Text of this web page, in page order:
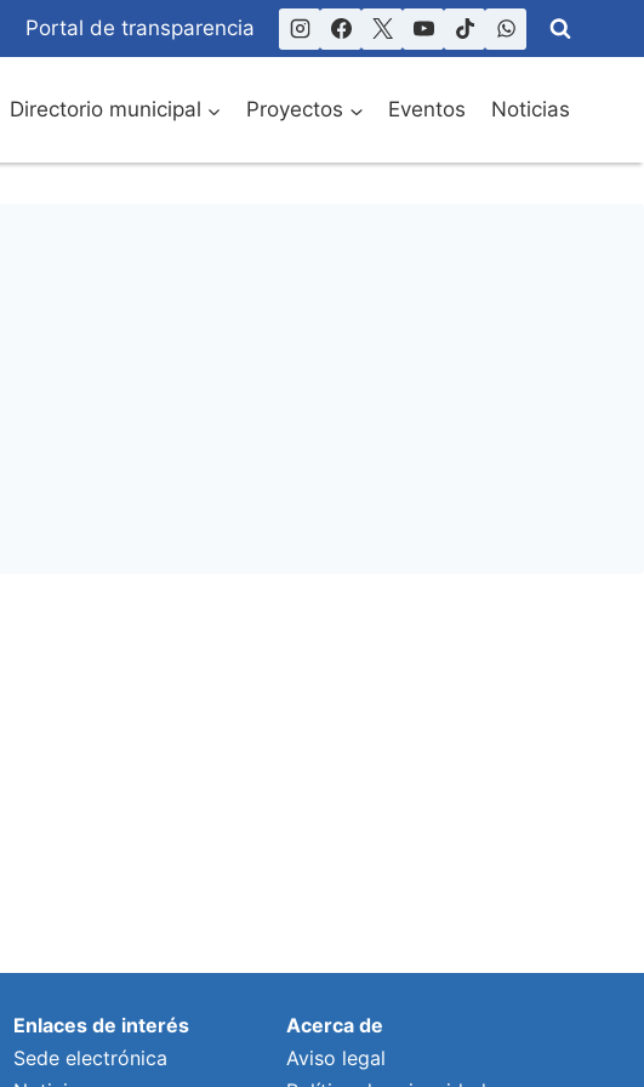
Portal de transparencia
Directorio municipal Proyectos Eventos Noticias
Enlaces de interés
Sede electrónica
Acerca de
Aviso legal